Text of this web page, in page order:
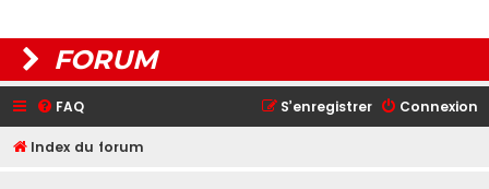
FORUM
FAQ Connexion
S’enregistrer
Index du forum